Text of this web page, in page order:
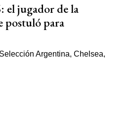
el jugador de la
postuló para